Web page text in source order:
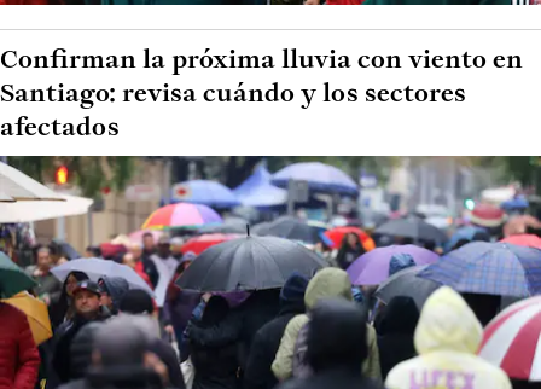
Confirman la próxima lluvia con viento en
Santiago: revisa cuándo y los sectores
afectados